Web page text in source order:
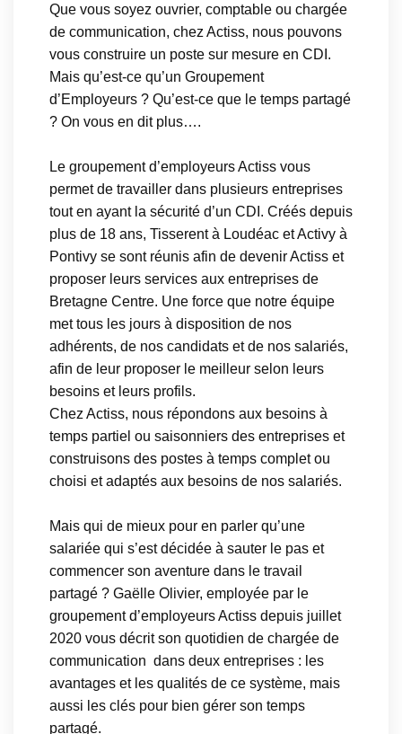
Que vous soyez ouvrier, comptable ou chargée
de communication, chez Actiss, nous pouvons
vous construire un poste sur mesure en CDI.
Mais qu’est-ce qu’un Groupement
d’Employeurs ? Qu’est-ce que le temps partagé
? On vous en dit plus….
Le groupement d’employeurs Actiss vous
permet de travailler dans plusieurs entreprises
tout en ayant la sécurité d’un CDI. Créés depuis
plus de 18 ans, Tisserent à Loudéac et Activy à
Pontivy se sont réunis afin de devenir Actiss et
proposer leurs services aux entreprises de
Bretagne Centre. Une force que notre équipe
met tous les jours à disposition de nos
adhérents, de nos candidats et de nos salariés,
afin de leur proposer le meilleur selon leurs
besoins et leurs profils.
Chez Actiss, nous répondons aux besoins à
temps partiel ou saisonniers des entreprises et
construisons des postes à temps complet ou
choisi et adaptés aux besoins de nos salariés.
Mais qui de mieux pour en parler qu’une
salariée qui s’est décidée à sauter le pas et
commencer son aventure dans le travail
partagé ? Gaëlle Olivier, employée par le
groupement d’employeurs Actiss depuis juillet
2020 vous décrit son quotidien de chargée de
communication dans deux entreprises : les
avantages et les qualités de ce système, mais
aussi les clés pour bien gérer son temps
partagé.